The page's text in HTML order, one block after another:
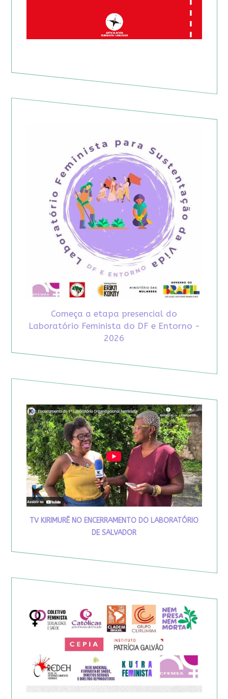
Começa a etapa presencial do
Laboratório Feminista do DF e Entorno -
2026
TV KIRIMURÊ NO ENCERRAMENTO DO LABORATÓRIO
DE SALVADOR